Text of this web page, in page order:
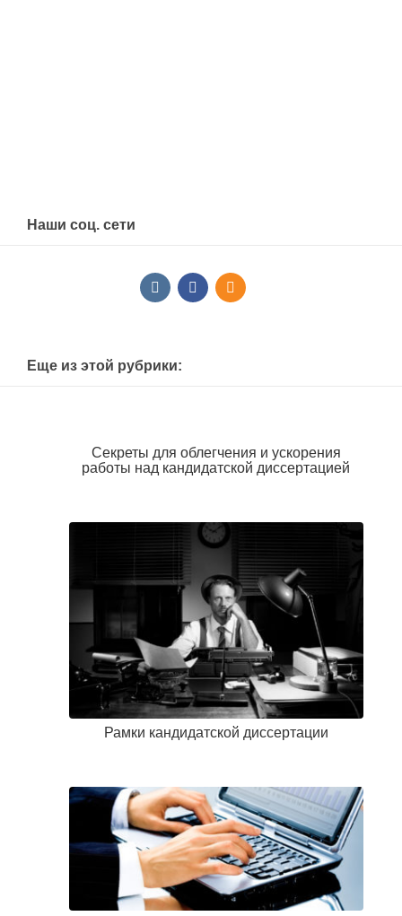
Наши соц. сети
Еще из этой рубрики:
Секреты для облегчения и ускорения
работы над кандидатской диссертацией
Рамки кандидатской диссертации